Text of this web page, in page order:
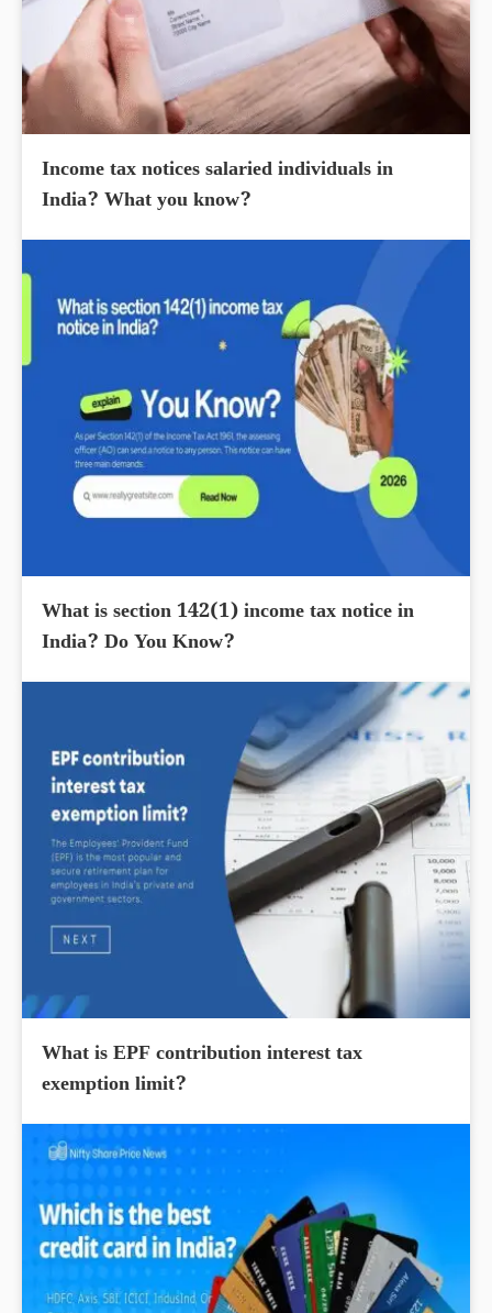
Income tax notices salaried individuals in
India? What you know?
What is section 142(1) income tax notice in
India? Do You Know?
What is EPF contribution interest tax
exemption limit?